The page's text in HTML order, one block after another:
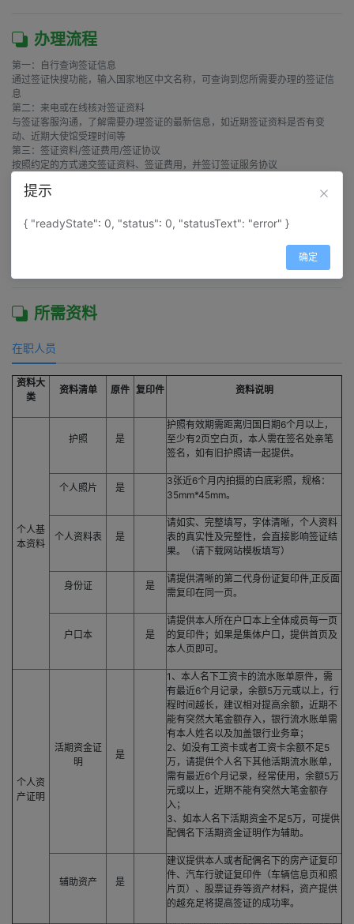
办理流程
第一：自行查询签证信息
通过签证快搜功能，输入国家地区中文名称，可查询到您所需要办理的签证信
息
第二：来电或在线核对签证资料
与签证客服沟通，了解需要办理签证的最新信息，如近期签证资料是否有变
动、近期大使馆受理时间等
第三：签证资料/签证费用/签证协议
按照约定的方式递交签证资料、签证费用，并签订签证服务协议
收到签证资料和签证费用后，当日整理和审核签证材料，并安排外勤人员在之
第五：通知签证结果，返还护照
所需资料
在职人员
资料大
类
资料清单 原件 复印件 资料说明
个人基
本资料
护照 是
护照有效期需距离归国日期6个月以上，
至少有2页空白页，本人需在签名处亲笔
签名，如有旧护照请一起提供。
个人照片 是
3张近6个月内拍摄的白底彩照，规格：
35mm*45mm。
个人资料表 是
请如实、完整填写，字体清晰，个人资料
表的真实性及完整性，会直接影响签证结
果。（请下载网站模板填写）
身份证 是
请提供清晰的第二代身份证复印件,正反面
需复印在同一页。
户口本 是
请提供本人所在户口本上全体成员每一页
的复印件；如果是集体户口，提供首页及
本人页即可。
个人资
产证明
活期资金证
明
是
1、本人名下工资卡的流水账单原件，需
有最近6个月记录，余额5万元或以上，行
程时间越长，建议相对提高余额，近期不
能有突然大笔金额存入，银行流水账单需
有本人姓名以及加盖银行业务章；
2、如没有工资卡或者工资卡余额不足5
万，请提供个人名下其他活期流水账单，
需有最近6个月记录，经常使用，余额5万
元或以上，近期不能有突然大笔金额存
入；
3、如本人名下活期资金不足5万，可提供
配偶名下活期资金证明作为辅助。
辅助资产 是
建议提供本人或者配偶名下的房产证复印
件、汽车行驶证复印件（车辆信息页和照
片页）、股票证券等资产材料，资产提供
的越充足将提高签证的成功率。
提示
{ "readyState": 0, "status": 0, "statusText": "error" }
确定